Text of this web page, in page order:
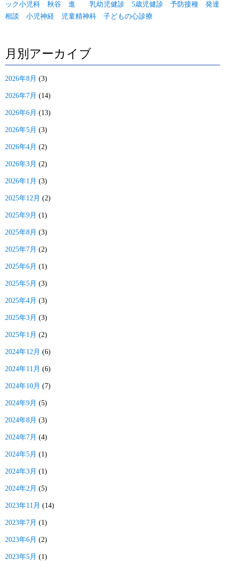
ック小児科 秋谷 進 乳幼児健診 5歳児健診 予防接種 発達
相談 小児神経 児童精神科 子どもの心診療
月別アーカイブ
2026年8月 (3)
2026年7月 (14)
2026年6月 (13)
2026年5月 (3)
2026年4月 (2)
2026年3月 (2)
2026年1月 (3)
2025年12月 (2)
2025年9月 (1)
2025年8月 (3)
2025年7月 (2)
2025年6月 (1)
2025年5月 (3)
2025年4月 (3)
2025年3月 (3)
2025年1月 (2)
2024年12月 (6)
2024年11月 (6)
2024年10月 (7)
2024年9月 (5)
2024年8月 (3)
2024年7月 (4)
2024年5月 (1)
2024年3月 (1)
2024年2月 (5)
2023年11月 (14)
2023年7月 (1)
2023年6月 (2)
2023年5月 (1)